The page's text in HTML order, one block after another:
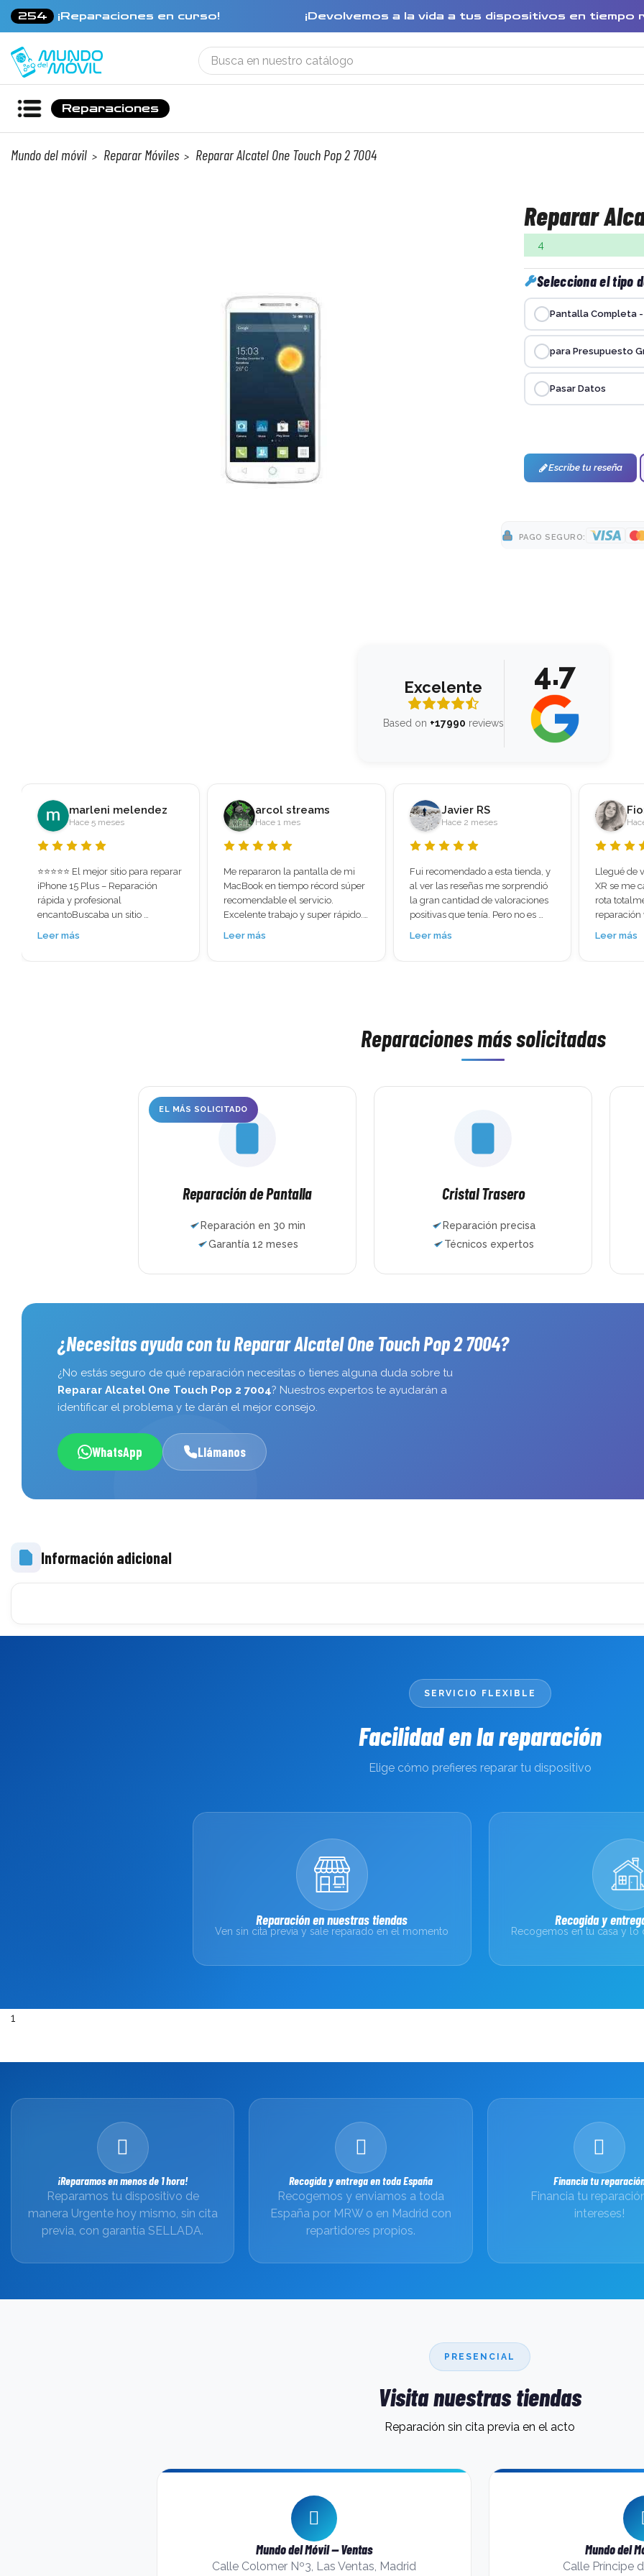
254 ¡Reparaciones en curso! ¡Devolvemos a la vida a tus dispositivos en
Reparaciones
Mundo del móvil Reparar Móviles Reparar Alcatel One Touch Pop 2 7004
Reparar
4
Selecciona el tipo
Pantalla Completa -
para Presupuesto
Pasar Datos
Escribe tu reseña
PAGO SEGURO:
Excelente
Based on +17990 reviews
4.7
arcol streams
Hace 1 mes
Me repararon la pantalla de mi
MacBook en tiempo récord súper
recomendable el servicio.
Excelente trabajo y super rápido.
No perdí ningún tipo de
Leer más
Javier RS
Hace 2 meses
Fui recomendado a esta tienda, y
al ver las reseñas me sorprendió
la gran cantidad de valoraciones
positivas que tenía. Pero no es
para menos, hoy llevé el móvil
Leer más
Fiorella Vasquez Ventura
Hace 2 meses
Llegué de viaje a Madrid y mi iPhone
XR se me cayó y quedé con la pantalla
rota totalmente , busqué una tienda de
reparación ya que estaba preocupada
porque tenía muchas cosas
Leer más
Os cuento
sirve a
con
la pantalla
cogía
muchas
honestos,
pusieron
dos
años
la
confianza
para
Me han
Leer más
Reparaciones más solicitadas
EL MÁS SOLICITADO
Reparación de Pantalla
Reparación en 30 min
Garantía 12 meses
Cristal Trasero
Reparación precisa
Técnicos expertos
¿Necesitas ayuda con tu Reparar Alcatel One Touch Pop 2 7004?
¿No estás seguro de qué reparación necesitas o tienes alguna duda sobre tu
Reparar Alcatel One Touch Pop 2 7004? Nuestros expertos te ayudarán a
identificar el problema y te darán el mejor consejo.
WhatsApp Llámanos
Información adicional
SERVICIO FLEXIBLE
Facilidad en la reparación
Elige cómo prefieres reparar tu dispositivo
Reparación en nuestras tiendas
Ven sin cita previa y sale reparado en el momento
Recogida y
Recogemos en tu casa y
1
¡Reparamos en menos de 1 hora!
Reparamos tu dispositivo de
manera Urgente hoy mismo, sin cita
previa, con garantía SELLADA.
Recogida y entrega en toda España
Recogemos y enviamos a toda
España por MRW o en Madrid con
repartidores propios.
Financia tu
Financia tu
intereses!
PRESENCIAL
Visita nuestras tiendas
Reparación sin cita previa en el acto
Mundo del Móvil — Ventas
Calle Colomer Nº3, Las Ventas, Madrid
Mundo del
Calle Príncipe